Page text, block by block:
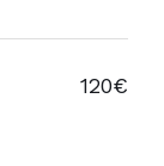
120€